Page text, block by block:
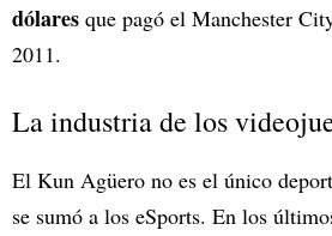
dólares que pagó el Manchester
2011.
La industria de los
El Kun Agüero no es el único
se sumó a los eSports. En los